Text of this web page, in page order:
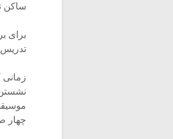
ساکن
برای
تدریس
چهار